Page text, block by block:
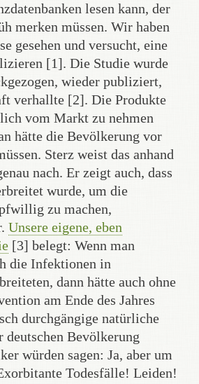
lesen kann, der
merken müssen. Wir haben
gesehen und versucht, eine
[1]. Die Studie wurde
wieder publiziert,
verhallte [2]. Die Produkte
vom Markt zu nehmen
hätte die Bevölkerung vor
Sterz weist das anhand
nach. Er zeigt auch, dass
wurde, um die
zu machen,
Unsere eigene, eben
[3] belegt: Wenn man
die Infektionen in
dann hätte auch ohne
am Ende des Jahres
durchgängige natürliche
Bevölkerung
würden sagen: Ja, aber um
Todesfälle! Leiden!